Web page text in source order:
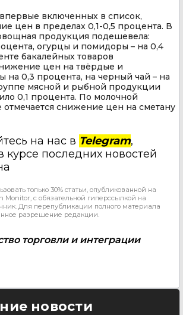
включенных в список,
цен в пределах 0,1-0,5 процента. В
продукция подешевела:
огурцы и помидоры – на 0,4
бакалейных товаров
цен на твёрдые и
на 0,3 процента, на черный чай – на
мясной и рыбной продукции
0,1 процента. По молочной
снижение цен на сметану
на нас в Telegram,
курсе последних новостей
только 30% статьи, опубликованной на
Monitor, с обязательной гиперссылкой на
Для перепубликации полного материала
разрешение редакции.
торговли и интеграции
новости